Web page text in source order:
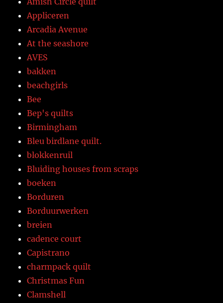
Appliceren
Arcadia Avenue
At the seashore
AVES
bakken
beachgirls
Bee
Bep's quilts
Birmingham
Bleu birdlane quilt.
blokkenruil
Bluiding houses from scraps
boeken
Borduren
Borduurwerken
breien
cadence court
Capistrano
charmpack quilt
Christmas Fun
Clamshell